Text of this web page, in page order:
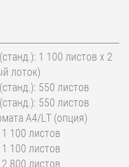
1 100 листов x 2
лоток)
550 листов
550 листов
A4/LT (опция)
100 листов
100 листов
800 листов